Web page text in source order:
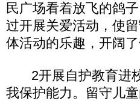
民广场看着放飞的鸽
过开展关爱活动，使
体活动的乐趣，开阔
2开展自护教育进校
我保护能力。留守儿